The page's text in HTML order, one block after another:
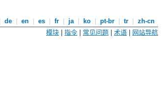
de en es fr ja ko pt-br tr
zh-cn
模块 | 指令 | 常见问题 | 术语 | 网站导航